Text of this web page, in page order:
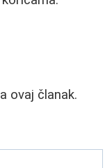
ovaj članak.